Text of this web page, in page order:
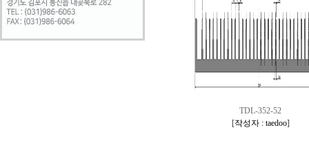
TDL-352-52
[작성자 : taedoo]